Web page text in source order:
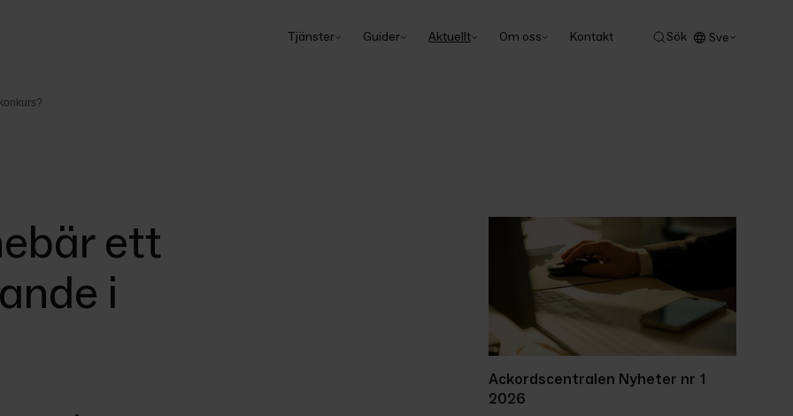
Tjänster Guider Aktuellt Om oss Kontakt Sök Sve
ett
i
Ackordscentralen Nyheter nr 1
2026